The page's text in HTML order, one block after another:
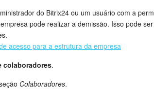
do Bitrix24 ou um usuário com a
pode realizar a demissão. Isso pode
acesso para a estrutura da empresa
colaboradores.
Colaboradores.